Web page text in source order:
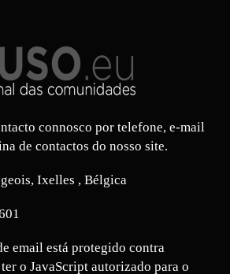
connosco por telefone, e-mail
de contactos do nosso site.
Ixelles , Bélgica
email está protegido contra
o JavaScript autorizado para o